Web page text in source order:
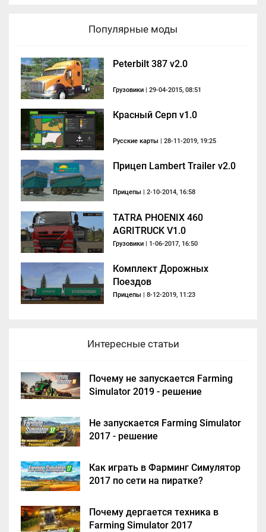
Популярные моды
Peterbilt 387 v2.0
Грузовики | 29-04-2015, 08:51
Красный Серп v1.0
Русские карты | 28-11-2019, 19:25
Прицеп Lambert Trailer v2.0
Прицепы | 2-10-2014, 16:58
TATRA PHOENIX 460
AGRITRUCK V1.0
Грузовики | 1-06-2017, 16:50
Комплект Дорожных
Поездов
Прицепы | 8-12-2019, 11:23
Интересные статьи
Почему не запускается Farming
Simulator 2019 - решение
Не запускается Farming Simulator
2017 - решение
Как играть в Фарминг Симулятор
2017 по сети на пиратке?
Почему дергается техника в
Farming Simulator 2017